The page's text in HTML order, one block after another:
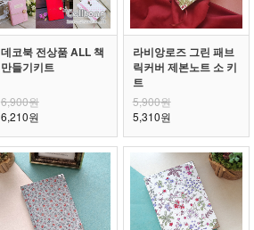
데코북 전상품 ALL 책
만들기키트
6,900원
6,210원
라비앙로즈 그린 패브
릭커버 제본노트 소 키
트
5,900원
5,310원